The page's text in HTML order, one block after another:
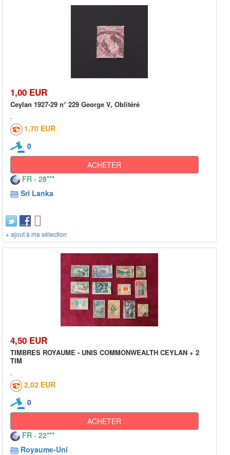
1,00 EUR
Ceylan 1927-29 n° 229 George V, Oblitéré
1,70 EUR
0
ACHETER
FR - 28***
Sri Lanka
+ ajout à ma sélection
4,50 EUR
TIMBRES ROYAUME - UNIS COMMONWEALTH CEYLAN + 2
TIM
2,02 EUR
0
ACHETER
FR - 22***
Royaume-Uni